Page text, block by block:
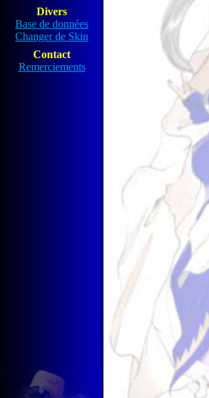
Divers
Base de données
Changer de Skin
Contact
Remerciements